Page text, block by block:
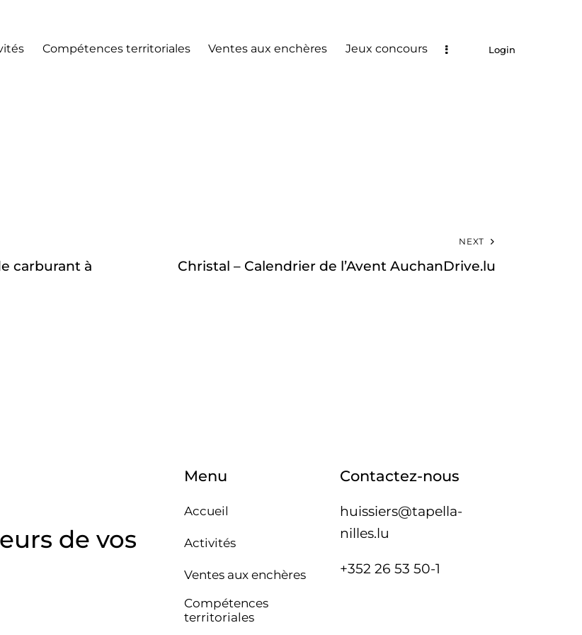
Compétences territoriales Ventes aux enchères Jeux concours Login
carburant à
NEXT
Christal – Calendrier de l’Avent AuchanDrive.lu
de vos
Menu
Accueil
Activités
Ventes aux enchères
Compétences
territoriales
Contactez-nous
huissiers@tapella-
nilles.lu
+352 26 53 50-1